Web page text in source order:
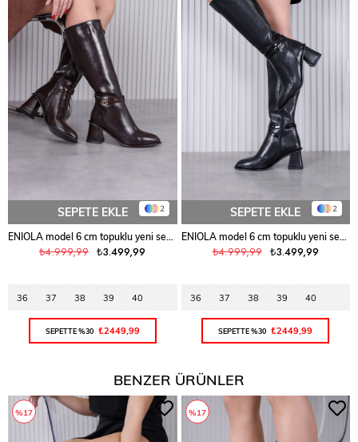
2
SEPETE EKLE
ENIOLA model 6 cm topuklu yeni sezon uzun çizme KAHVE
₺3.499,99
₺4.999,99
36 37 38 39 40
SEPETTE %30 ₺2449,99
2
SEPETE EKLE
ENIOLA model 6 cm topuklu yeni sezon uzun çizme SIYAH
₺3.499,99
₺4.999,99
36 37 38 39 40
SEPETTE %30 ₺2449,99
BENZER ÜRÜNLER
%17 %17